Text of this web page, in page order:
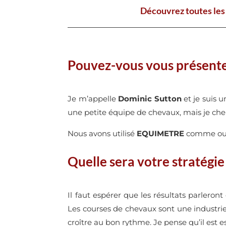
Découvrez toutes
Pouvez-vous vous
Je m’appelle Dominic Suttonet je suis
une petite équipe de chevaux, mais je
Nous avons utilisé EQUIMETRE comme
Quelle sera votre
Il faut espérer que les résultats parleront
Les courses de chevaux sont une
croître au bon rythme. Je pense qu’il est